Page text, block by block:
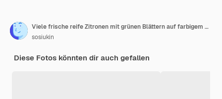
Viele frische reife Zitronen mit grünen Blättern auf farbigem Hintergrund, Draufsicht, Platz für Text
sosiukin
Diese Fotos könnten dir auch gefallen